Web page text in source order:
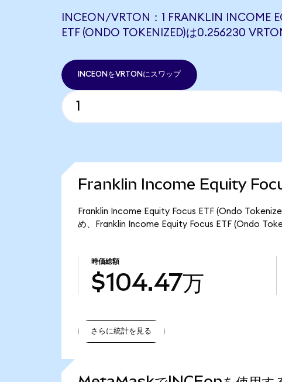
INCEON/VRTON：1 FRANKLIN INCOME
ETF (ONDO TOKENIZED)は0.256230
INCEONをVRTONにスワップ
Franklin Income Equity
Franklin Income Equity Focus ETF (Ondo
め、Franklin Income Equity Focus ETF (Ondo
時価総額
$104.47万
さらに統計を見る